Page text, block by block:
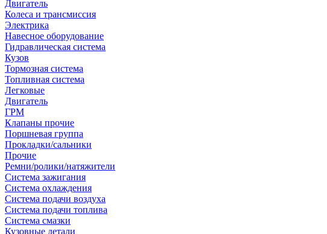
Двигатель
Колеса и трансмиссия
Электрика
Навесное оборудование
Гидравлическая система
Кузов
Тормозная система
Топливная система
Легковые
Двигатель
ГРМ
Клапаны прочие
Поршневая группа
Прокладки/сальники
Прочие
Ремни/ролики/натяжители
Система зажигания
Система охлаждения
Система подачи воздуха
Система подачи топлива
Система смазки
Кузовные детали